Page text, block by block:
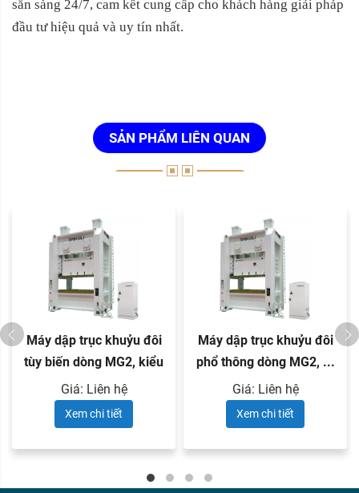
sẵn sàng 24/7, cam kết cung cấp cho khách hàng giải pháp
đầu tư hiệu quả và uy tín nhất.
SẢN PHẨM LIÊN QUAN
Máy dập trục khuỷu đôi
tùy biến dòng MG2, kiểu
...
Giá: Liên hệ
Xem chi tiết
Máy dập trục khuỷu đôi
phổ thông dòng MG2, ...
Giá: Liên hệ
Xem chi tiết